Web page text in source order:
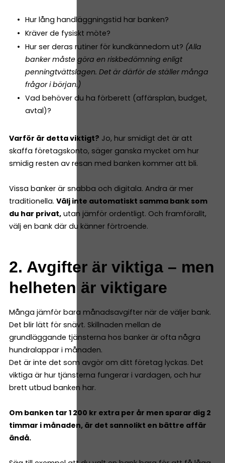
Hur lång handläggningstid har banken?
Kräver de fysiskt möte?
Hur ser deras rutiner för kundkännedom ut? (Alla
banker måste göra en riskbedömning enligt
penningtvättslagen. Det är därför de ställer många
frågor i början.)
Vad behöver du ha förberett (affärsplan, budget,
avtal)?
Varför är detta viktigt? Jo, hur smidigt det är att
skaffa företagskonto, säger ganska mycket om hur
smidig resten av resan med banken kommer att bli.
Vissa banker är snabba och digitala. Andra är mer
traditionella. Välj inte automatiskt samma bank som
du har privat, utan jämför ordentligt. Och framförallt,
välj en bank där du känner förtroende.
2. Avgifter är viktiga – men
helheten är viktigare
Många jämför bara månadsavgifter när de väljer bank.
Det blir lätt för snävt. Skillnaden mellan de
grundläggande tjänsterna hos banker är ofta några
hundralappar i månaden.
Det är inte det som avgör om ditt företag lyckas. Det
viktiga är hur tjänsterna fungerar i vardagen, och hur
brett utbud banken har.
Om banken tar 1 200 kr extra per år men sparar dig 2
timmar i månaden, är det sannolikt en bättre affär
ändå.